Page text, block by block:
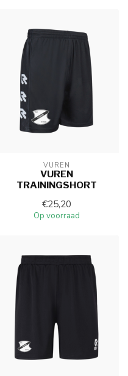
VUREN
VUREN
TRAININGSHORT
€25,20
Op voorraad